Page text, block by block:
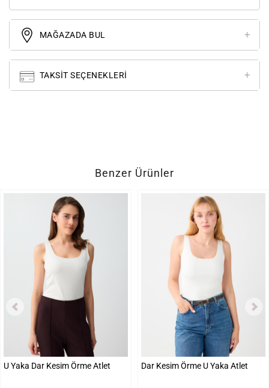
MAĞAZADA BUL
TAKSIT SEÇENEKLERI
Benzer Ürünler
U Yaka Dar Kesim Örme Atlet Dar Kesim Örme U Yaka Atlet